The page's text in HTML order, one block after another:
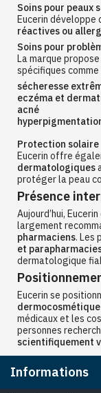
Soins pour peaux
Eucerin développe
réactives ou
Soins pour
La marque
spécifiques comme
sécheresse
eczéma et
acné
Protection solaire
Eucerin offre
dermatologiques
protéger la peau
Présence
Aujourd’hui,
largement
pharmaciens. Les
et
dermatologique
Eucerin se
médicaux et les
personnes
scientifiquement
Informations